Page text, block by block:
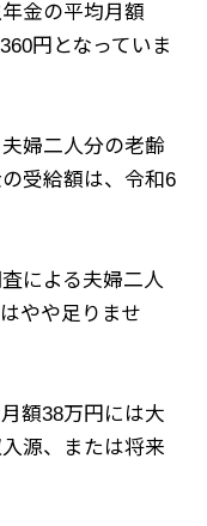
金の平均月額
円となっていま
婦二人分の老齢
受給額は、令和6
による夫婦二人
やや足りませ
額38万円には大
源、または将来